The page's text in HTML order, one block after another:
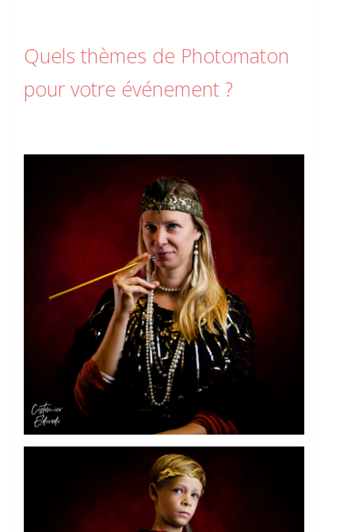
Quels thèmes de Photomaton
pour votre événement ?